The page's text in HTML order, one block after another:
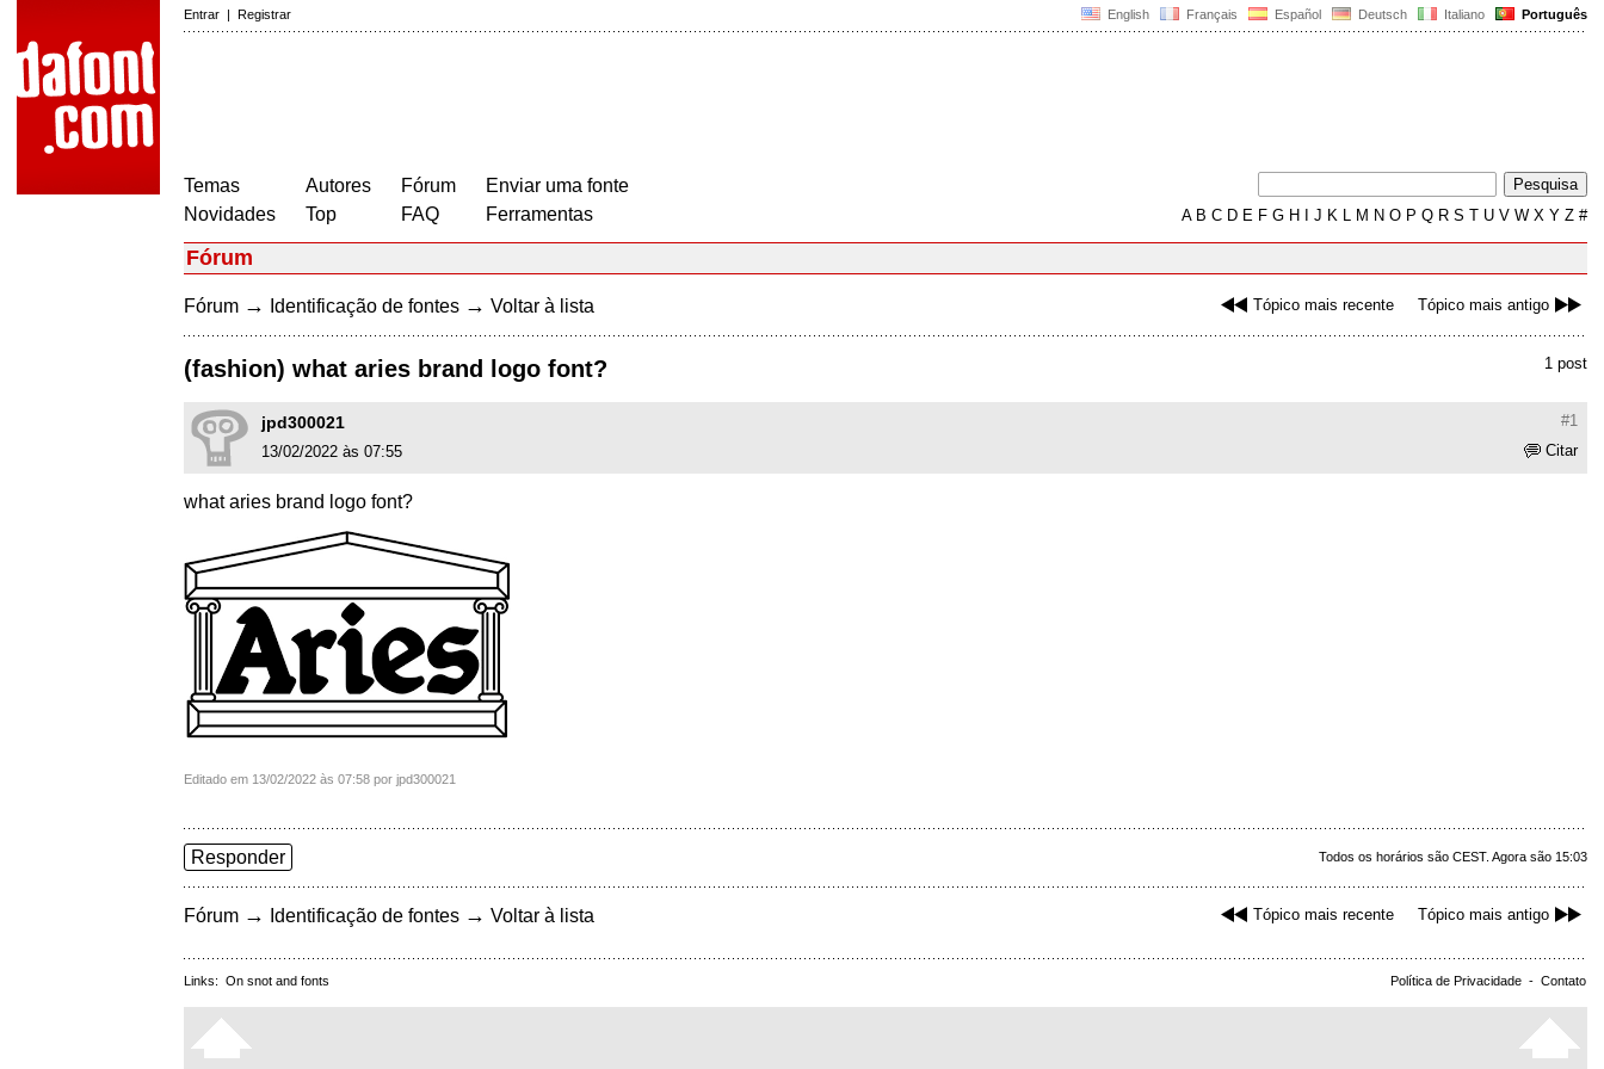
English Français Español Deutsch Italiano Português
Entrar | Registrar
Temas
Novidades
Autores
Top
Fórum
FAQ
Enviar uma fonte
Ferramentas
AB C D E F G H J K L M N O P Q R S T U V W X Y Z #
Fórum
Tópico mais recente Tópico mais antigo
Fórum → Identificação de fontes → Voltar à lista
1 post
(fashion) what aries brand logo font?
#1
jpd300021
Citar
13/02/2022 às 07:55
what aries brand logo font?
Editado em 13/02/2022 às 07:58 por jpd300021
Todos os horários são CEST. Agora são 15:03
Responder
Tópico mais recente Tópico mais antigo
Fórum → Identificação de fontes → Voltar à lista
Política de Privacidade - Contato
Links: On snot and fonts